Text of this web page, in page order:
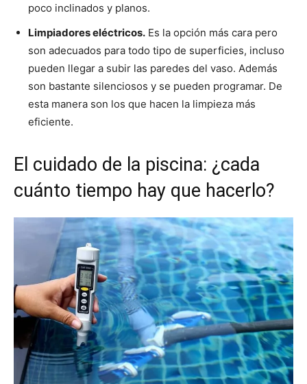
poco inclinados y planos.
Limpiadores eléctricos. Es la opción más cara pero
son adecuados para todo tipo de superficies, incluso
pueden llegar a subir las paredes del vaso. Además
son bastante silenciosos y se pueden programar. De
esta manera son los que hacen la limpieza más
eficiente.
El cuidado de la piscina: ¿cada
cuánto tiempo hay que hacerlo?